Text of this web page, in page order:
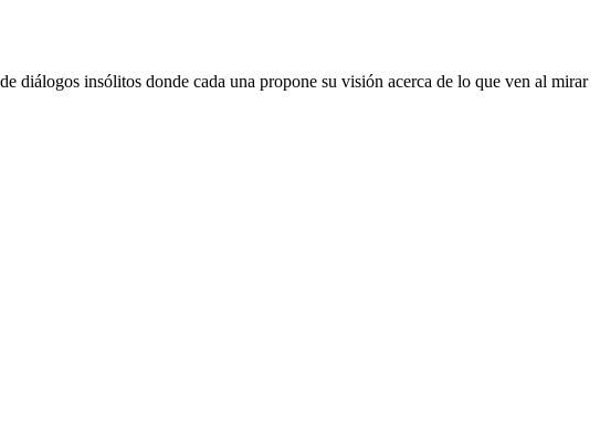
diálogos insólitos donde cada una propone su visión acerca de lo que ven al mirar